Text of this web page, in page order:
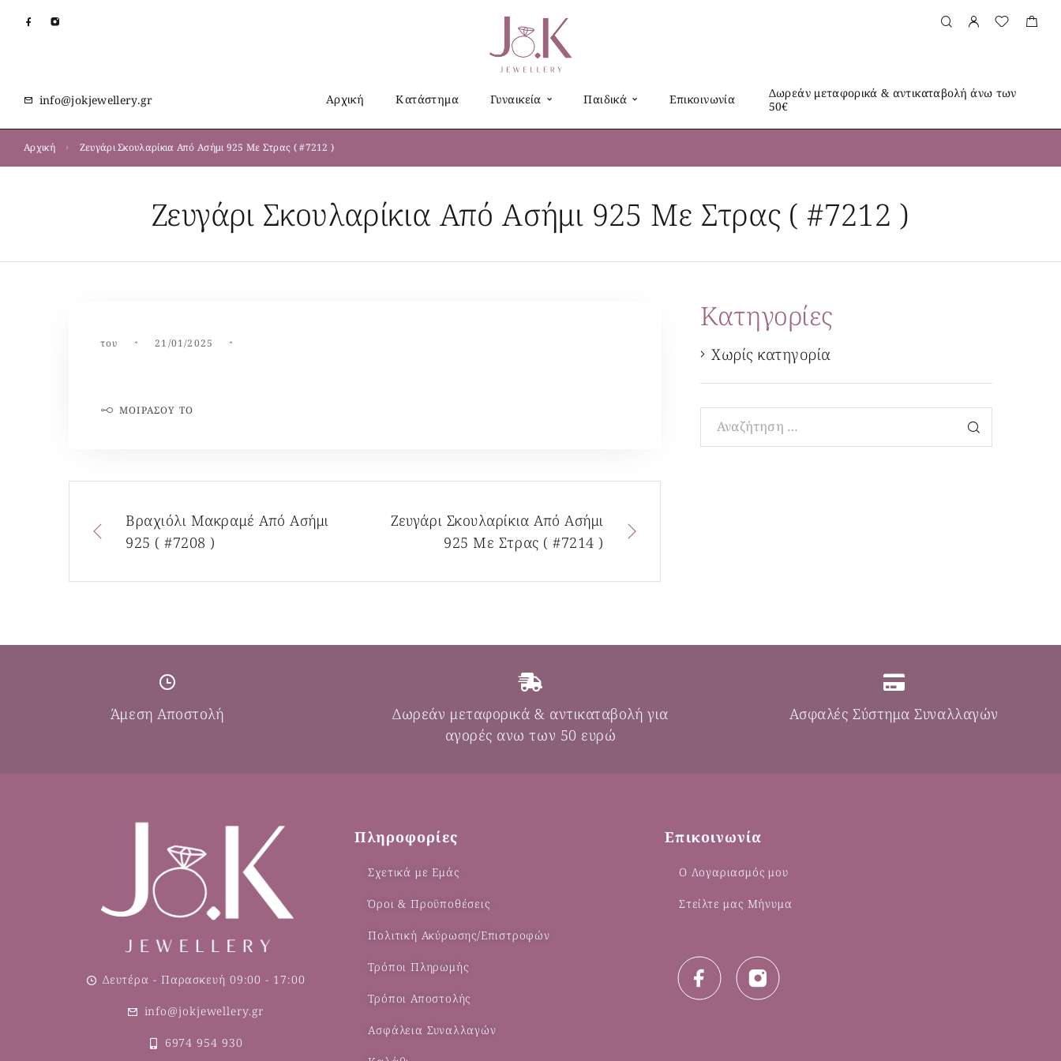
info@jokjewellery.gr Αρχική Κατάστημα Γυναικεία Παιδικά Επικοινωνία
Δωρεάν μεταφορικά & αντικαταβολή άνω των
50€
Αρχική Ζευγάρι Σκουλαρίκια Από Ασήμι 925 Με Στρας ( #7212 )
Ζευγάρι Σκουλαρίκια Από Ασήμι 925 Με Στρας ( #7212 )
του 21/01/2025
ΜΟΙΡΆΣΟΥ ΤΟ
Βραχιόλι Μακραμέ Από Ασήμι
925 ( #7208 )
Ζευγάρι Σκουλαρίκια Από Ασήμι
925 Με Στρας ( #7214 )
Kατηγορίες
Χωρίς κατηγορία
Άμεση Αποστολή
Δωρεάν μεταφορικά & αντικαταβολή για
αγορές ανω των 50 ευρώ
Ασφαλές Σύστημα Συναλλαγών
Δευτέρα - Παρασκευή 09:00 - 17:00
info@jokjewellery.gr
6974 954 930
Πληροφορίες
Σχετικά με Εμάς
Όροι & Προϋποθέσεις
Πολιτική Ακύρωσης/Επιστροφών
Τρόποι Πληρωμής
Τρόποι Αποστολής
Ασφάλεια Συναλλαγών
Επικοινωνία
Ο Λογαριασμός μου
Στείλτε μας Μήνυμα